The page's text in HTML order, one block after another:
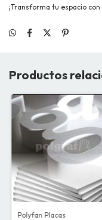
¡Transforma tu espacio
Productos
Polyfan Placas